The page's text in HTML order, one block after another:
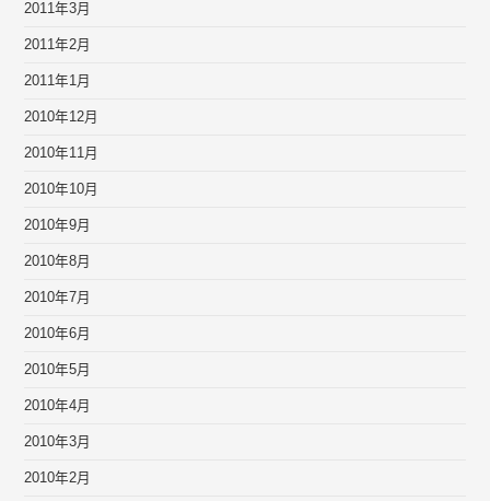
2011年3月
2011年2月
2011年1月
2010年12月
2010年11月
2010年10月
2010年9月
2010年8月
2010年7月
2010年6月
2010年5月
2010年4月
2010年3月
2010年2月